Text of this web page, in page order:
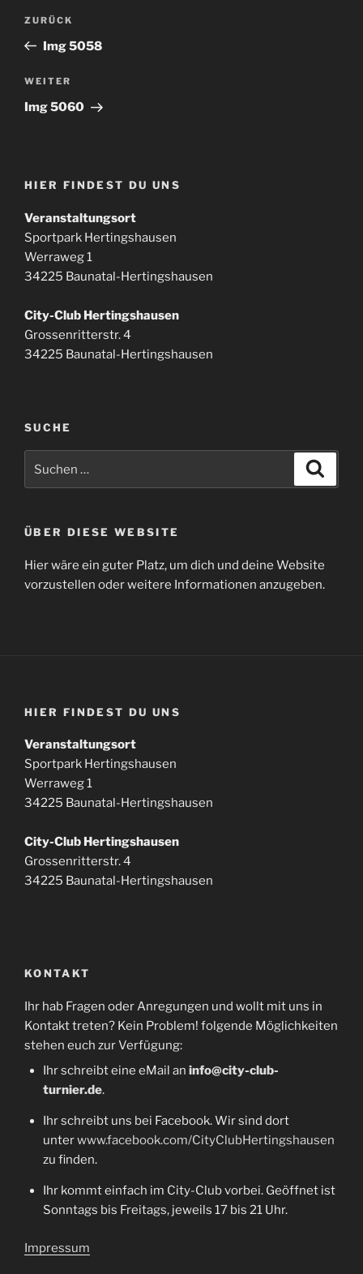
Beitragsnavigation
Vorheriger
Beitrag
ZURÜCK
Img 5058
Nächster
Beitrag
WEITER
Img 5060
HIER FINDEST DU UNS
Veranstaltungsort
Sportpark Hertingshausen
Werraweg 1
34225 Baunatal-Hertingshausen
City-Club Hertingshausen
Grossenritterstr. 4
34225 Baunatal-Hertingshausen
SUCHE
nach:
ÜBER DIESE WEBSITE
Hier wäre ein guter Platz, um dich und deine Website
vorzustellen oder weitere Informationen anzugeben.
HIER FINDEST DU UNS
Veranstaltungsort
Sportpark Hertingshausen
Werraweg 1
34225 Baunatal-Hertingshausen
City-Club Hertingshausen
Grossenritterstr. 4
34225 Baunatal-Hertingshausen
KONTAKT
Ihr hab Fragen oder Anregungen und wollt mit uns in
Kontakt treten? Kein Problem! folgende Möglichkeiten
stehen euch zur Verfügung:
Ihr schreibt eine eMail an info@city-club-
turnier.de.
Ihr schreibt uns bei Facebook. Wir sind dort
unterwww.facebook.com/CityClubHertingshausen
zu finden.
Ihr kommt einfach im City-Club vorbei. Geöffnet ist
Sonntags bis Freitags, jeweils 17 bis 21 Uhr.
Impressum